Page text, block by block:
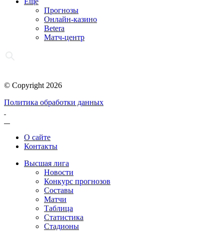
Прогнозы
Онлайн-казино
Betera
Матч-центр
© Copyright 2026
Политика обработки данных
О сайте
Контакты
Высшая лига
Новости
Конкурс прогнозов
Составы
Матчи
Таблица
Статистика
Стадионы